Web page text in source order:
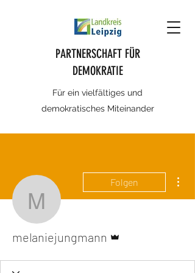
PARTNERSCHAFT FÜR
DEMOKRATIE
Für ein vielfältiges und
demokratisches Miteinander
Folgen
melaniejungmann